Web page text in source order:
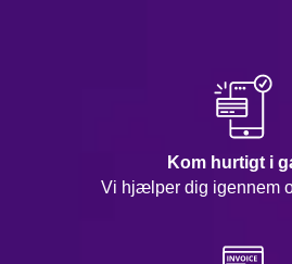
Kom hurtigt i
Vi hjælper dig igennem